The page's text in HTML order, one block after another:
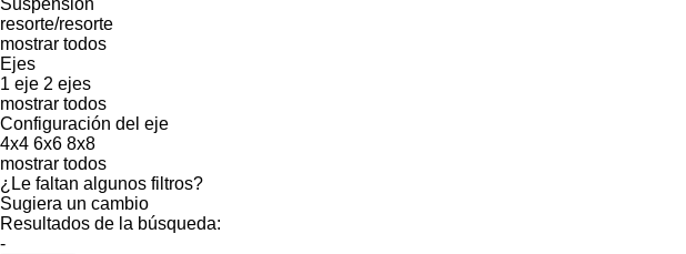
resorte/resorte
mostrar todos
Ejes
1 eje 2 ejes
mostrar todos
Configuración del eje
4x4 6x6 8x8
mostrar todos
¿Le faltan algunos filtros?
Sugiera un cambio
Resultados de la búsqueda:
-